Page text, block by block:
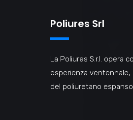
Poliures Srl
La Poliures S.r.l. opera
esperienza ventennale,
del poliuretano